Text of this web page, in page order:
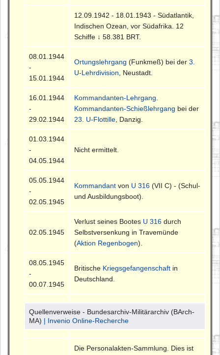
12.09.1942 - 18.01.1943 - Südatlantik,
Indischen Ozean, vor Südafrika. 12
Schiffe ↓ 58.381 BRT.
08.01.1944
-
15.01.1944
Ortungslehrgang (Funkmeß) bei der3.
U-Lehrdivision , Neustadt.
16.01.1944
-
29.02.1944
Kommandanten-Lehrgang
Kommandanten-Schießlehrgang bei der
23. U-Flottille , Danzig.
01.03.1944
-
04.05.1944
Nicht ermittelt.
05.05.1944
-
02.05.1945
Kommandant von U 316 (VII C) - (Schul-
und Ausbildungsboot).
02.05.1945
Verlust seines Bootes U 316 durch
Selbstversenkung in Travemünde
(Aktion Regenbogen).
08.05.1945
-
00.07.1945
Britische Kriegsgefangenschaft in
Deutschland.
Quellenverweise - Bundesarchiv-Militärarchiv (BArch-
MA) | Invenio Online-Recherche
Die Personalakten-Sammlung. Dies ist